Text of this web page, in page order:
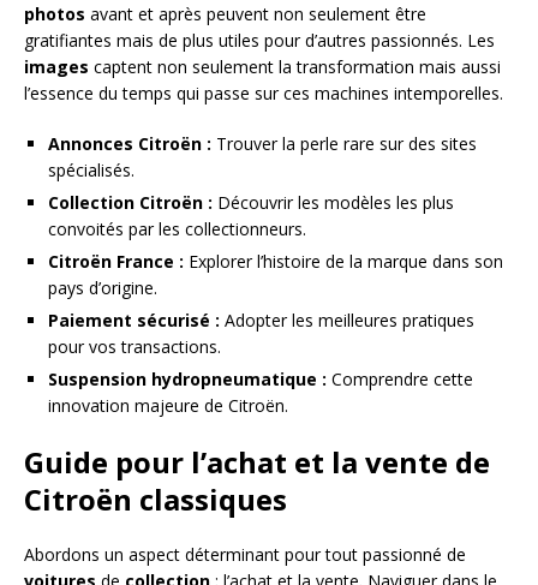
photos avant et après peuvent non seulement être
gratifiantes mais de plus utiles pour d’autres passionnés. Les
images captent non seulement la transformation mais aussi
l’essence du temps qui passe sur ces machines intemporelles.
Annonces Citroën : Trouver la perle rare sur des sites
spécialisés.
Collection Citroën : Découvrir les modèles les plus
convoités par les collectionneurs.
Citroën France : Explorer l’histoire de la marque dans son
pays d’origine.
Paiement sécurisé : Adopter les meilleures pratiques
pour vos transactions.
Suspension hydropneumatique : Comprendre cette
innovation majeure de Citroën.
Guide pour l’achat et la vente de
Citroën classiques
Abordons un aspect déterminant pour tout passionné de